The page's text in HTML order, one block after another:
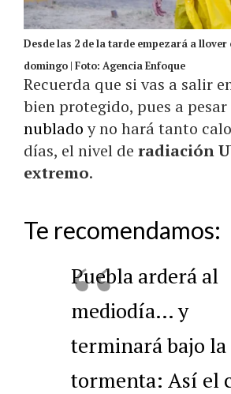
Desde las 2 de la tarde empezará a llover
domingo | Foto: Agencia Enfoque
Recuerda que si vas a salir
bien protegido, pues a
nubladoy no hará tanto
días, el nivel de radiación
extremo.
Te recomendamos:
Puebla arderá al
mediodía… y
terminará bajo la
tormenta: Así el